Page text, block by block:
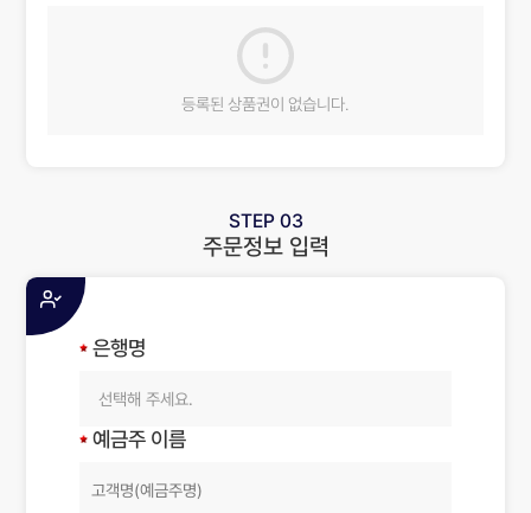
등록된 상품권이 없습니다.
STEP 03
주문정보 입력
은행명
선택해 주세요.
예금주 이름